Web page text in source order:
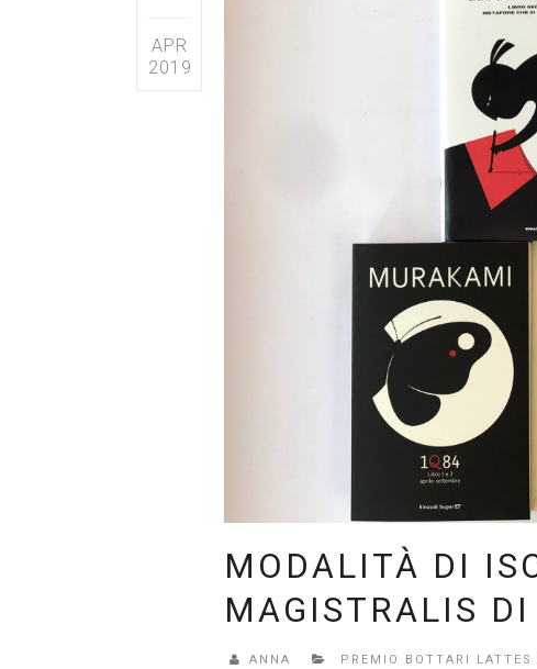
APR
2019
MODALITÀ DI
MAGISTRALIS
ANNA PREMIO BOTTARI LATTES